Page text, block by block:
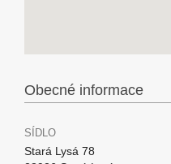
Obecné informace
SÍDLO
Stará Lysá 78